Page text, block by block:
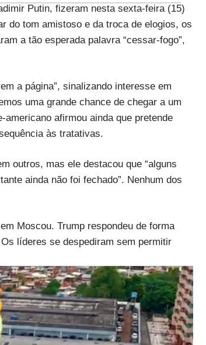
Putin, fizeram nesta sexta-feira (15)
do tom amistoso e da troca de elogios, os
a tão esperada palavra “cessar-fogo”,
a página”, sinalizando interesse em
uma grande chance de chegar a um
afirmou ainda que pretende
às tratativas.
outros, mas ele destacou que “alguns
ainda não foi fechado”. Nenhum dos
Moscou. Trump respondeu de forma
líderes se despediram sem permitir